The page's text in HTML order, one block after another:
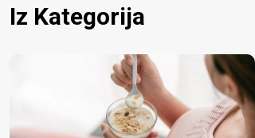
Iz Kategorija